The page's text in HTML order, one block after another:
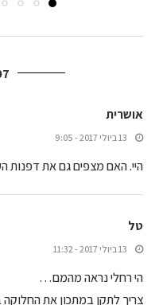
107
אושרית
13 ביולי 2017 - 9:05
היי. האם מצפים גם את דפנות
טל
13 ביולי 2017 - 11:32
הי רחלי נראה מהמם…
צריך לתקן במתכון את החלוקה בין העוגות, 3/4